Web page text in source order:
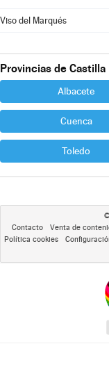
Viso del Marqués
Provincias de Castilla
Albacete
Cuenca
Toledo
©
Contacto Venta de
Política cookies